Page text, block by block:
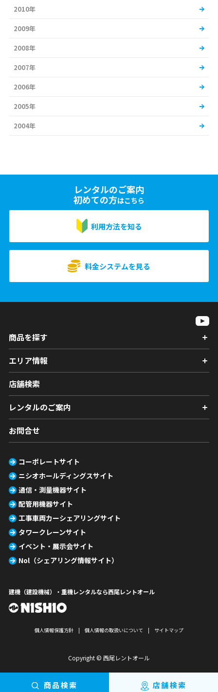
2010年
2009年
2008年
2007年
2006年
2005年
2004年
レンタルのご案内
初めての方はこちら
利用方法を知る
料金システムを見る
商品検索 店舗検索
商品を探す
エリア情報
店舗検索
レンタルのご案内
お問合せ
コーポレートサイト
ニシオホールディングスサイト
通信・測量機器サイト
配管用機器サイト
工事車両カーシェアリングサイト
タワークレーンサイト
イベント・展示会サイト
Nol（シェアリング情報サイト）
建機（建設機械）・重機レンタルなら西尾レントオール
個人情報保護方針 個人情報の取扱いについて サイトマップ
Copyright © 西尾レントオール